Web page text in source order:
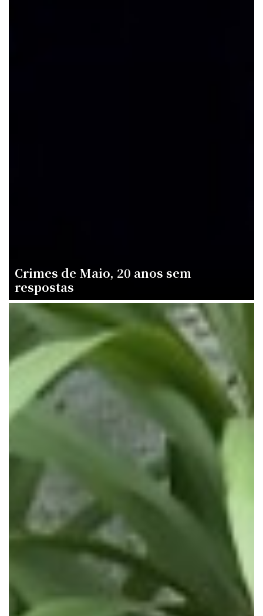
Crimes de Maio, 20 anos sem
respostas